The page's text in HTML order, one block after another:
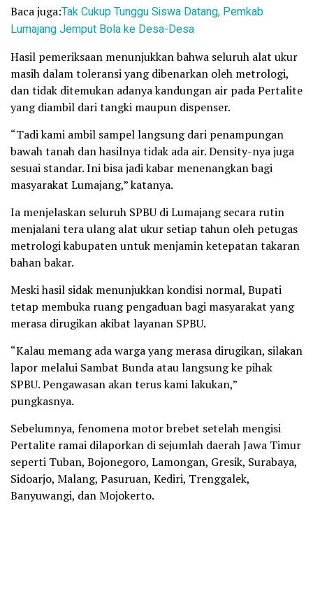
Baca juga:Tak Cukup Tunggu Siswa Datang, Pemkab
Lumajang Jemput Bola ke Desa-Desa
Hasil pemeriksaan menunjukkan bahwa seluruh alat ukur
masih dalam toleransi yang dibenarkan oleh metrologi,
dan tidak ditemukan adanya kandungan air pada Pertalite
yang diambil dari tangki maupun dispenser.
“Tadi kami ambil sampel langsung dari penampungan
bawah tanah dan hasilnya tidak ada air. Density-nya juga
sesuai standar. Ini bisa jadi kabar menenangkan bagi
masyarakat Lumajang,” katanya.
Ia menjelaskan seluruh SPBU di Lumajang secara rutin
menjalani tera ulang alat ukur setiap tahun oleh petugas
metrologi kabupaten untuk menjamin ketepatan takaran
bahan bakar.
Meski hasil sidak menunjukkan kondisi normal, Bupati
tetap membuka ruang pengaduan bagi masyarakat yang
merasa dirugikan akibat layanan SPBU.
“Kalau memang ada warga yang merasa dirugikan, silakan
lapor melalui Sambat Bunda atau langsung ke pihak
SPBU. Pengawasan akan terus kami lakukan,”
pungkasnya.
Sebelumnya, fenomena motor brebet setelah mengisi
Pertalite ramai dilaporkan di sejumlah daerah Jawa Timur
seperti Tuban, Bojonegoro, Lamongan, Gresik, Surabaya,
Sidoarjo, Malang, Pasuruan, Kediri, Trenggalek,
Banyuwangi, dan Mojokerto.